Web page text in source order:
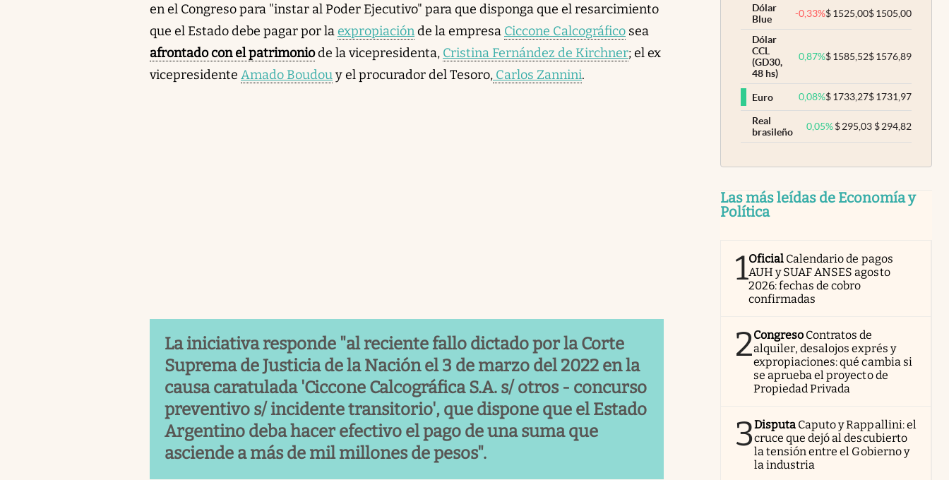
en el Congreso para "instar al Poder Ejecutivo" para que disponga que el resarcimiento
que el Estado debe pagar por la expropiaciónde la empresa Ciccone Calcográfico sea
afrontado con el patrimoniode la vicepresidenta, Cristina Fernández de Kirchner; el ex
vicepresidente Amado Boudouy el procurador del Tesoro, Carlos Zannini.
La iniciativa responde "al reciente fallo dictado por la Corte
Suprema de Justicia de la Nación el 3 de marzo del 2022 en la
causa caratulada 'Ciccone Calcográfica S.A. s/ otros - concurso
preventivo s/ incidente transitorio', que dispone que el Estado
Argentino deba hacer efectivo el pago de una suma que
asciende a más de mil millones de pesos".
Dólar
Blue
-0,33%$1525,00$1505,00
Dólar
CCL
(GD30,
48 hs)
0,87%$1585,52$1576,89
Euro 0,08%$1733,27$1731,97
Real
brasileño
0,05% $295,03 $294,82
Las más leídas de Economía y
Política
1Oficial Calendario de pagos
AUH y SUAF ANSES agosto
2026: fechas de cobro
confirmadas
2Congreso Contratos de
alquiler, desalojos exprés y
expropiaciones: qué cambia si
se aprueba el proyecto de
Propiedad Privada
3Disputa Caputo y Rappallini: el
cruce que dejó al descubierto
la tensión entre el Gobierno y
la industria